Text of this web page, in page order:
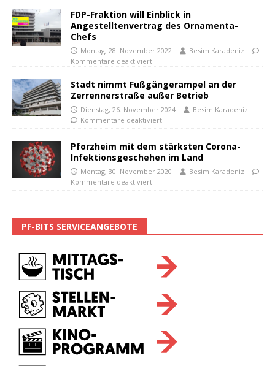
FDP-Fraktion will Einblick in
Angestelltenvertrag des Ornamenta-
Chefs
Montag, 28. November 2022
Besim Karadeniz
Kommentare deaktiviert
Stadt nimmt Fußgängerampel an der
Zerrennerstraße außer Betrieb
Dienstag, 26. November 2024
Besim Karadeniz
Kommentare deaktiviert
Pforzheim mit dem stärksten Corona-
Infektionsgeschehen im Land
Montag, 30. November 2020
Besim Karadeniz
Kommentare deaktiviert
PF-BITS SERVICEANGEBOTE